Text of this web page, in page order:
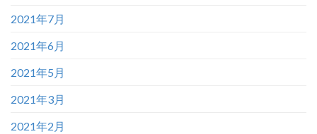
2021年7月
2021年6月
2021年5月
2021年3月
2021年2月